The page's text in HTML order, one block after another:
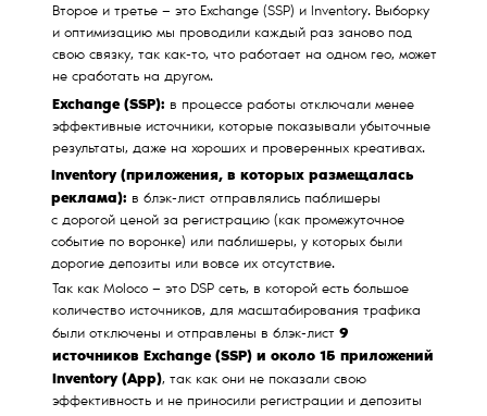
Второе и третье — это Exchange (SSP) и Inventory. Выборку
и оптимизацию мы проводили каждый раз заново под
свою связку, так как-то, что работает на одном гео, может
не сработать на другом.
Exchange (SSP): в процессе работы отключали менее
эффективные источники, которые показывали убыточные
результаты, даже на хороших и проверенных креативах.
Inventory (приложения, в которых размещалась
реклама): в блэк-лист отправлялись паблишеры
с дорогой ценой за регистрацию (как промежуточное
событие по воронке) или паблишеры, у которых были
дорогие депозиты или вовсе их отсутствие.
Так как Moloco — это DSP сеть, в которой есть большое
количество источников, для масштабирования трафика
были отключены и отправлены в блэк-лист 9
источников Exchange (SSP) и около 15 приложений
Inventory (App), так как они не показали свою
эффективность и не приносили регистрации и депозиты